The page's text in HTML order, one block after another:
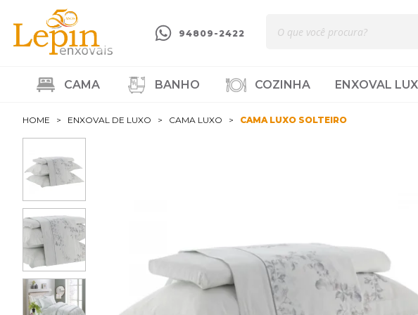
94809-2422
CAMA BANHO COZINHA ENXOVAL
HOME ENXOVAL DE LUXO CAMA LUXO CAMA LUXO SOLTEIRO